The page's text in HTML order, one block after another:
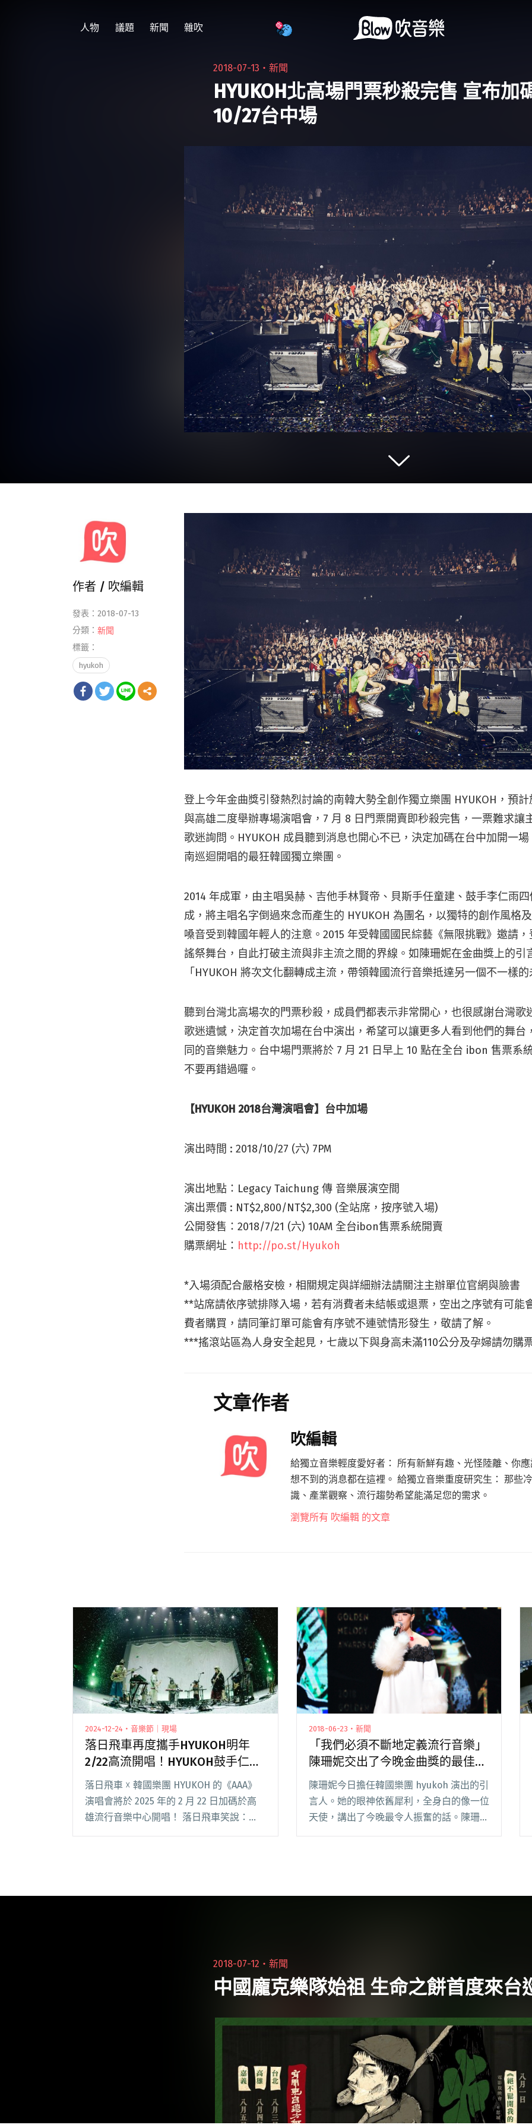
人物 議題 新聞 雜吹
2018-07-13・新聞
HYUKOH北高場門票秒殺完售 宣布加
10/27台中場
登上今年金曲獎引發熱烈討論的南韓大勢全創作獨立樂團 HYUKOH，預
與高雄二度舉辦專場演唱會，7 月 8 日門票開賣即秒殺完售，一票難求讓
歌迷詢問。HYUKOH 成員聽到消息也開心不已，決定加碼在台中加開一
南巡迴開唱的最狂韓國獨立樂團。
2014 年成軍，由主唱吳赫、吉他手林賢帝、貝斯手任童建、鼓手李仁雨
成，將主唱名字倒過來念而產生的 HYUKOH 為團名，以獨特的創作風格
嗓音受到韓國年輕人的注意。2015 年受韓國國民綜藝《無限挑戰》邀請
謠祭舞台，自此打破主流與非主流之間的界線。如陳珊妮在金曲獎上的引
「HYUKOH 將次文化翻轉成主流，帶領韓國流行音樂抵達另一個不一樣的
聽到台灣北高場次的門票秒殺，成員們都表示非常開心，也很感謝台灣歌
歌迷遺憾，決定首次加場在台中演出，希望可以讓更多人看到他們的舞台
同的音樂魅力。台中場門票將於 7 月 21 日早上 10 點在全台 ibon 售票系
不要再錯過囉。
【HYUKOH 2018台灣演唱會】台中加場
演出時間 : 2018/10/27 (六) 7PM
演出地點：Legacy Taichung 傳 音樂展演空間
演出票價 : NT$2,800/NT$2,300 (全站席，按序號入場)
公開發售：2018/7/21 (六) 10AM 全台ibon售票系統開賣
購票網址： http://po.st/Hyukoh
*入場須配合嚴格安檢，相關規定與詳細辦法請關注主辦單位官網與臉書
**站席請依序號排隊入場，若有消費者未結帳或退票，空出之序號有可能
費者購買，請同筆訂單可能會有序號不連號情形發生，敬請了解。
***搖滾站區為人身安全起見，七歲以下與身高未滿110公分及孕婦請勿購
文章作者
吹編輯
給獨立音樂輕度愛好者： 所有新鮮有趣、光怪陸離、你
想不到的消息都在這裡。 給獨立音樂重度研究生： 那些
識、產業觀察、流行趨勢希望能滿足您的需求。
瀏覽所有 吹編輯 的文章
作者 / 吹編輯
發表：2018-07-13
分類： 新聞
標籤：
hyukoh
2024-12-24・音樂節｜現場
落日飛車再度攜手HYUKOH明年
2/22高流開唱！HYUKOH鼓手仁雨
滿血回歸！
落日飛車 ☓ 韓國樂團 HYUKOH 的《AAA》
演唱會將於 2025 年的 2 月 22 日加碼於高
雄流行音樂中心開唱！ 落日飛車笑說：
鼓手仁雨滿血回歸！"
2018-06-23・新聞
「我們必須不斷地定義流行音樂」
陳珊妮交出了今晚金曲獎的最佳引
言
陳珊妮今日擔任韓國樂團 hyukoh 演出的引
言人。她的眼神依舊犀利，全身白的像一位
天使，講出了今晚最令人振奮的話。陳珊妮
音樂」陳珊妮交出了今晚金曲獎的最佳引
2018-07-12・新聞
中國龐克樂隊始祖 生命之餅首度來台